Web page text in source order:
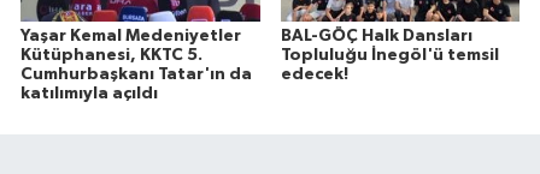
Yaşar Kemal Medeniyetler
Kütüphanesi, KKTC 5.
Cumhurbaşkanı Tatar'ın da
katılımıyla açıldı
BAL-GÖÇ Halk Dansları
Topluluğu İnegöl'ü temsil
edecek!